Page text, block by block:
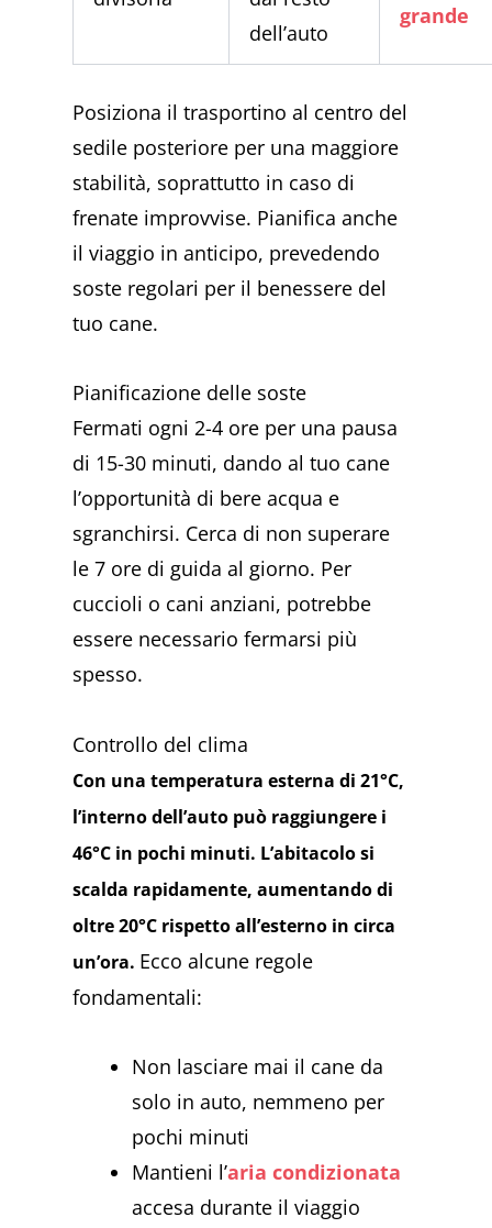
dell’auto
grande
Posiziona il trasportino al centro del
sedile posteriore per una maggiore
stabilità, soprattutto in caso di
frenate improvvise. Pianifica anche
il viaggio in anticipo, prevedendo
soste regolari per il benessere del
tuo cane.
Pianificazione delle soste
Fermati ogni 2-4 ore per una pausa
di 15-30 minuti, dando al tuo cane
l’opportunità di bere acqua e
sgranchirsi. Cerca di non superare
le 7 ore di guida al giorno. Per
cuccioli o cani anziani, potrebbe
essere necessario fermarsi più
spesso.
Controllo del clima
Con una temperatura esterna di 21°C,
l’interno dell’auto può raggiungere i
46°C in pochi minuti. L’abitacolo si
scalda rapidamente, aumentando di
oltre 20°C rispetto all’esterno in circa
un’ora. Ecco alcune regole
fondamentali:
Non lasciare mai il cane da
solo in auto, nemmeno per
pochi minuti
Mantieni l’aria condizionata
accesa durante il viaggio